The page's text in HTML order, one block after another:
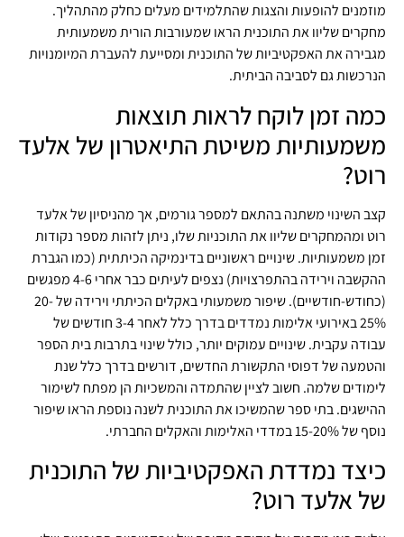
מוזמנים להופעות והצגות שהתלמידים מעלים כחלק מהתהליך.
מחקרים שליוו את התוכנית הראו שמעורבות הורית משמעותית
מגבירה את האפקטיביות של התוכנית ומסייעת להעברת המיומנויות
הנרכשות גם לסביבה הביתית.
כמה זמן לוקח לראות תוצאות
משמעותיות משיטת התיאטרון של אלעד
רוט?
קצב השינוי משתנה בהתאם למספר גורמים, אך מהניסיון של אלעד
רוט ומהמחקרים שליוו את התוכניות שלו, ניתן לזהות מספר נקודות
זמן משמעותיות. שינויים ראשוניים בדינמיקה הכיתתית (כמו הגברת
ההקשבה וירידה בהתפרצויות) נצפים לעיתים כבר אחרי 4-6 מפגשים
(כחודש-חודשיים). שיפור משמעותי באקלים הכיתתי וירידה של 20-
25% באירועי אלימות נמדדים בדרך כלל לאחר 3-4 חודשים של
עבודה עקבית. שינויים עמוקים יותר, כולל שינוי בתרבות בית הספר
והטמעה של דפוסי התקשורת החדשים, דורשים בדרך כלל שנת
לימודים שלמה. חשוב לציין שהתמדה והמשכיות הן מפתח לשימור
ההישגים. בתי ספר שהמשיכו את התוכנית לשנה נוספת הראו שיפור
נוסף של 15-20% במדדי האלימות והאקלים החברתי.
כיצד נמדדת האפקטיביות של התוכנית
של אלעד רוט?